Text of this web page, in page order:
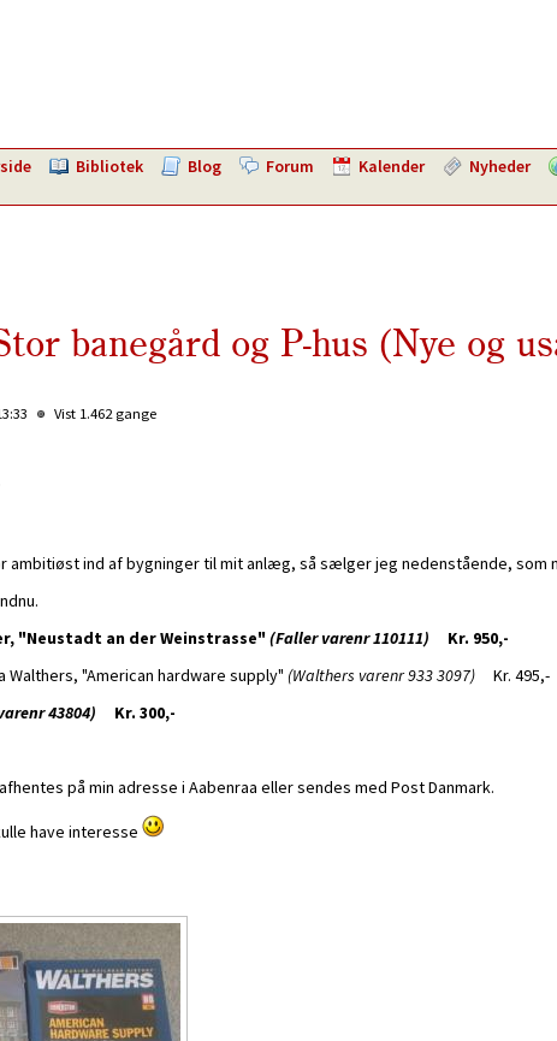
Bibliotek Blog Forum Kalender Nyheder
banegård og P-hus (Nye og
Vist 1.462 gange
ambitiøst ind af bygninger til mit anlæg, så sælger jeg nedenstående, som
"Neustadt an der Weinstrasse"(Faller varenr 110111)
Kr. 950,-
Walthers, "American hardware supply" (Walthers varenr 933 3097) Kr. 495,-
43804) Kr. 300,-
på min adresse i Aabenraa eller sendes med Post Danmark.
have interesse